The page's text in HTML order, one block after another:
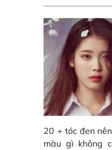
20 + tóc đen
màu gì không